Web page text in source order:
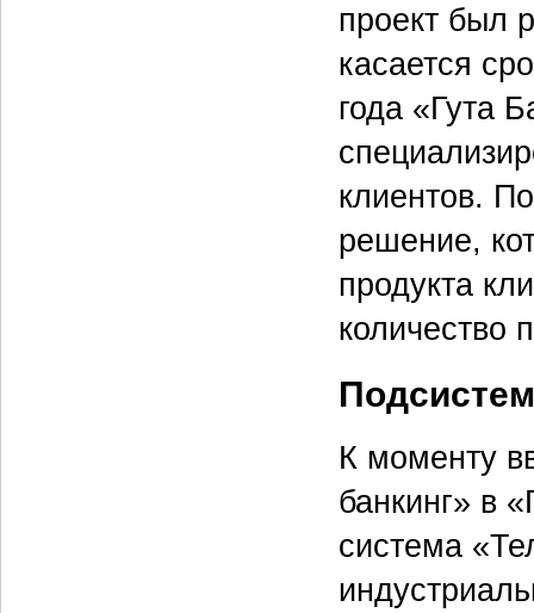
проект был
касается
года «Гута
клиентов.
решение,
продукта
количество
К моменту
банкинг» в
система